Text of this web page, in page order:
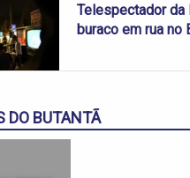
Telespectador da
buraco em rua no
DO BUTANTÃ